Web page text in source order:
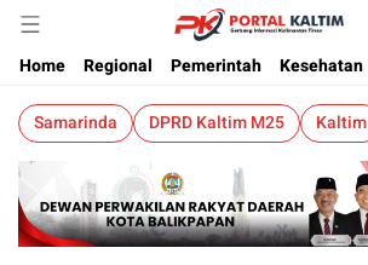
Portalkaltim.com
Berita Kaltim Terkini
Home
Regional Pemerintah Kesehatan
Samarinda DPRD Kaltim M25 Kaltim